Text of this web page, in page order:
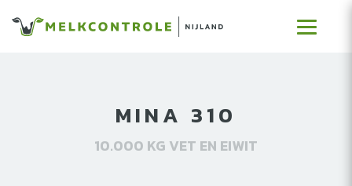
MINA 310
10.000 KG VET EN EIWIT